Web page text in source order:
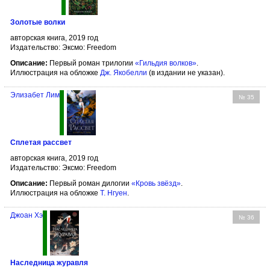
Золотые волки
авторская книга, 2019 год
Издательство: Эксмо: Freedom
Описание: Первый роман трилогии «Гильдия волков».
Иллюстрация на обложке Дж. Якобелли (в издании не указан).
№ 35
Элизабет Лим
Сплетая рассвет
авторская книга, 2019 год
Издательство: Эксмо: Freedom
Описание: Первый роман дилогии «Кровь звёзд».
Иллюстрация на обложке Т. Нгуен.
№ 36
Джоан Хэ
Наследница журавля